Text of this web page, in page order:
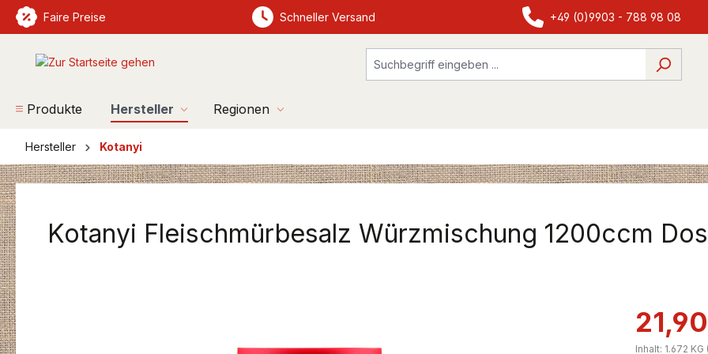
Zur Hauptnavigation springen
Faire Preise Schneller Versand +49 (0)9903 - 788 98 08
Produkte Hersteller Regionen
Hersteller Kotanyi
Kotanyi Fleischmürbesalz Würzmischung 1200ccm
Bildergalerie überspringen
Inhalt: 1.672 KG